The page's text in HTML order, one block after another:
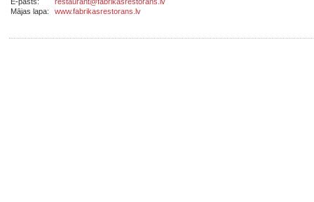
Mājas lapa:
www.fabrikasrestorans.lv